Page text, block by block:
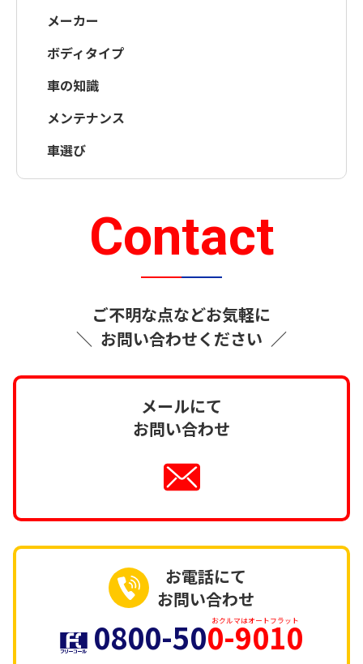
メーカー
ボディタイプ
車の知識
メンテナンス
車選び
Contact
＼
ご不明な点などお気軽に
お問い合わせください ／
メールにて
お問い合わせ
お電話にて
お問い合わせ
0800-500-9010
おクルマはオートフラット